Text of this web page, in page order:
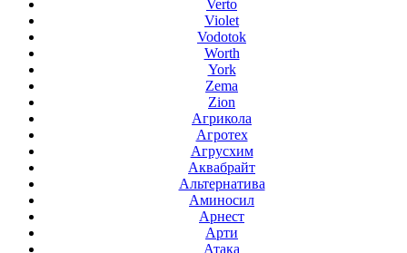
Verto
Violet
Vodotok
Worth
York
Zema
Zion
Агрикола
Агротех
Агрусхим
Аквабрайт
Альтернатива
Аминосил
Арнест
Арти
Атака